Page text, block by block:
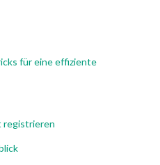
für eine effiziente
registrieren